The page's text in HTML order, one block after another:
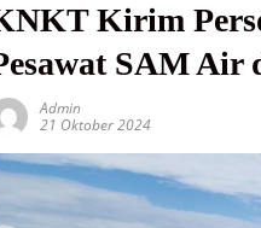
Kirim
SAM Air
Admin
21 Oktober 2024